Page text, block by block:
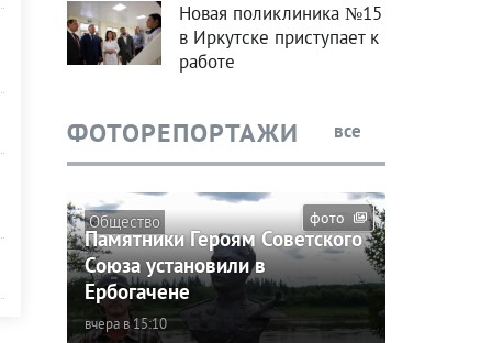
Новая поликлиника №15
в Иркутске приступает к
работе
ФОТОРЕПОРТАЖИ все
фото
Общество
Памятники Героям Советского
Союза установили в
Ербогачене
вчера в 15:10